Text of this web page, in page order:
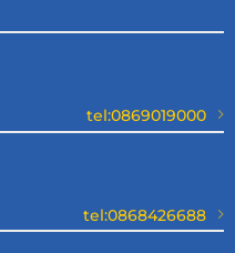
tel:0869019000
tel:0868426688